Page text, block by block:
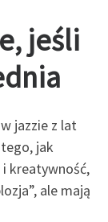
jeśli
jazzie z lat
jak
kreatywność,
ale mają